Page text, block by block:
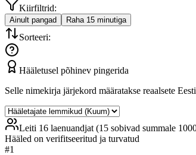
Kiirfiltrid:
Ainult pangad Raha 15 minutiga
Sorteeri:
Hääletusel põhinev pingerida
Selle nimekirja järjekord määratakse reaalsete
Leiti 16 laenuandjat (15 sobivad summale
Hääled on verifitseeritud ja turvatud
#1